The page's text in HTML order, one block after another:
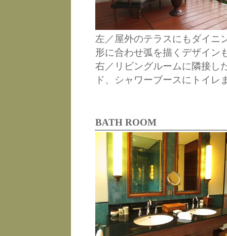
左／屋外のテラスにもダイニ
形に合わせ弧を描くデザイン
右／リビングルームに隣接し
ド、シャワーブースにトイレ
BATH ROOM